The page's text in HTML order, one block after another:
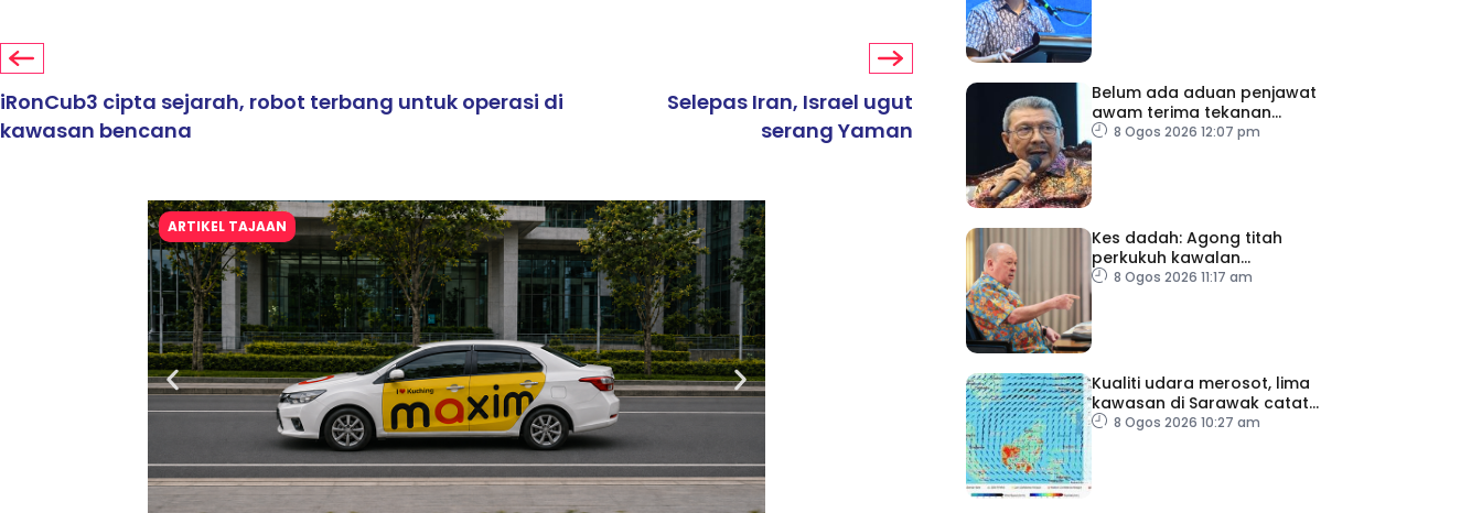
iRonCub3 cipta sejarah, robot terbang untuk operasi di
kawasan bencana
Selepas Iran, Israel ugut
serang Yaman
ARTIKEL TAJAAN
Belum ada aduan penjawat
awam terima tekanan
daripada ahli politik
8 Ogos 2026 12:07 pm
Kes dadah: Agong titah
perkukuh kawalan
lapangan terbang, pintu
8 Ogos 2026 11:17 am
Kualiti udara merosot, lima
kawasan di Sarawak catat
IPU tidak sihat
8 Ogos 2026 10:27 am